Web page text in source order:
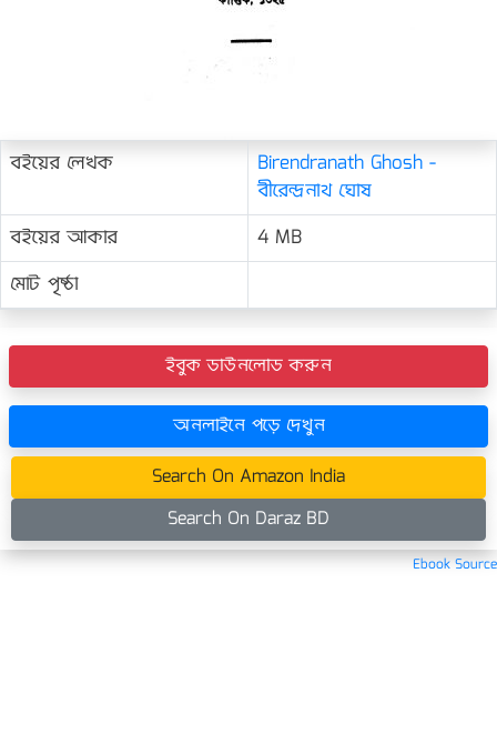
বইয়ের লেখক
Birendranath Ghosh -
বীরেন্দ্রনাথ ঘোষ
বইয়ের আকার
4 MB
মোট পৃষ্ঠা
ইবুক ডাউনলোড করুন
অনলাইনে পড়ে দেখুন
Search On Amazon India
Search On Daraz BD
Ebook Source